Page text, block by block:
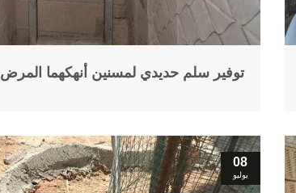
توفير سلم حديدي لمسنين أنهكهما المرض
08
يوليو